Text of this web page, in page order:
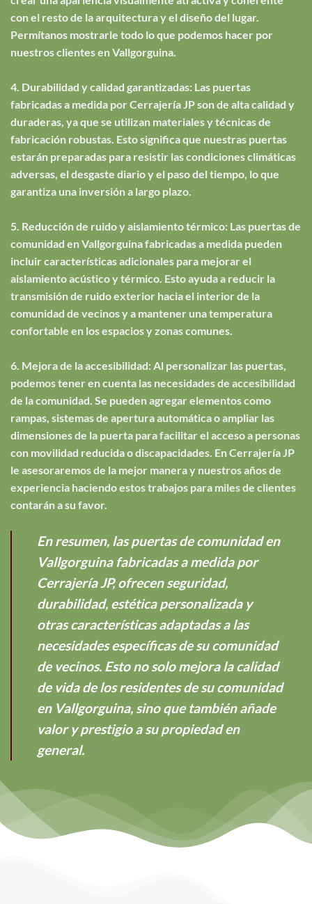
con el resto de la arquitectura y el diseño del lugar.
Permítanos mostrarle todo lo que podemos hacer por
nuestros clientes en Vallgorguina.
4. Durabilidad y calidad garantizadas: Las puertas
fabricadas a medida por Cerrajería JP son de alta calidad y
duraderas, ya que se utilizan materiales y técnicas de
fabricación robustas. Esto significa que nuestras puertas
estarán preparadas para resistir las condiciones climáticas
adversas, el desgaste diario y el paso del tiempo, lo que
garantiza una inversión a largo plazo.
5. Reducción de ruido y aislamiento térmico: Las puertas de
comunidad en Vallgorguina fabricadas a medida pueden
incluir características adicionales para mejorar el
aislamiento acústico y térmico. Esto ayuda a reducir la
transmisión de ruido exterior hacia el interior de la
comunidad de vecinos y a mantener una temperatura
confortable en los espacios y zonas comunes.
6. Mejora de la accesibilidad: Al personalizar las puertas,
podemos tener en cuenta las necesidades de accesibilidad
de la comunidad. Se pueden agregar elementos como
rampas, sistemas de apertura automática o ampliar las
dimensiones de la puerta para facilitar el acceso a personas
con movilidad reducida o discapacidades. En Cerrajería JP
le asesoraremos de la mejor manera y nuestros años de
experiencia haciendo estos trabajos para miles de clientes
contarán a su favor.
En resumen, las puertas de comunidad en
Vallgorguina fabricadas a medida por
Cerrajería JP, ofrecen seguridad,
durabilidad, estética personalizada y
otras características adaptadas a las
necesidades específicas de su comunidad
de vecinos. Esto no solo mejora la calidad
de vida de los residentes de su comunidad
en Vallgorguina, sino que también añade
valor y prestigio a su propiedad en
general.